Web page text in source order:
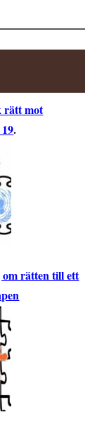
rätt mot
.
om rätten till ett